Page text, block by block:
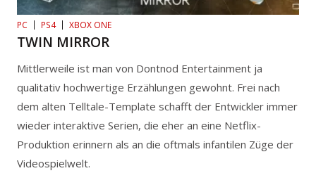
PC PS4 XBOX ONE
TWIN MIRROR
Mittlerweile ist man von Dontnod Entertainment ja
qualitativ hochwertige Erzählungen gewohnt. Frei nach
dem alten Telltale-Template schafft der Entwickler immer
wieder interaktive Serien, die eher an eine Netflix-
Produktion erinnern als an die oftmals infantilen Züge der
Videospielwelt.